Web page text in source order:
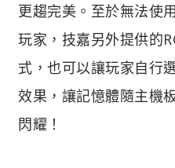
更趨完美。至於無法使
玩家，技嘉另外提供的
式，也可以讓玩家自行
效果，讓記憶體隨主機
閃耀！